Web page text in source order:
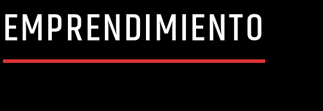
EMPRENDIMIENTO